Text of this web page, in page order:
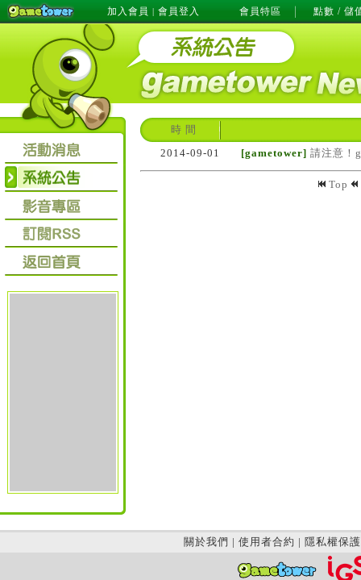
加入會員 | 會員登入 會員特區 點數 / 儲
時 間
2014-09-01
[gametower] 請注意！
Top
關於我們 | 使用者合約 | 隱私權保護